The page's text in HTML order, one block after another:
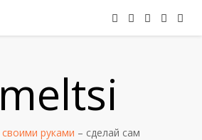
своими руками – сделай сам